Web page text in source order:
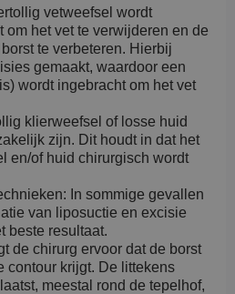
vetweefsel wordt
om het vet te verwijderen en de
te verbeteren. Hierbij
gemaakt, waardoor een
wordt ingebracht om het vet
klierweefsel of losse huid
zijn. Dit houdt in dat het
en/of huid chirurgisch wordt
In sommige gevallen
van liposuctie en excisie
beste resultaat.
de chirurg ervoor dat de borst
contour krijgt. De littekens
meestal rond de tepelhof,